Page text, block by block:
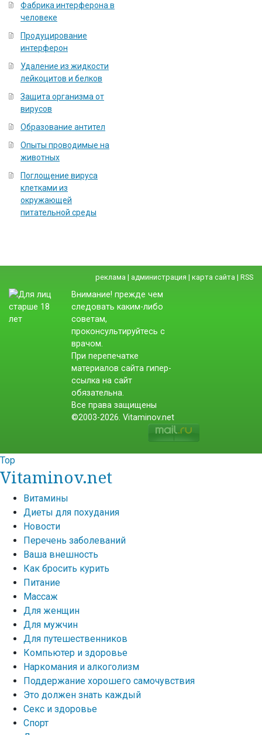
Фабрика интерферона в
человеке
Продуцирование
интерферон
Удаление из жидкости
лейкоцитов и белков
Защита организма от
вирусов
Образование антител
Опыты проводимые на
животных
Поглощение вируса
клетками из
окружающей
питательной среды
реклама | администрация | карта сайта | RSS
Внимание! прежде чем
следовать каким-либо
советам,
проконсультируйтесь с
врачом.
При перепечатке
материалов сайта гипер-
ссылка на сайт
обязательна.
Все права защищены
©2003-2026. Vitaminov.net
Top
Vitaminov.net
Витамины
Диеты для похудания
Новости
Перечень заболеваний
Ваша внешность
Как бросить курить
Питание
Массаж
Для женщин
Для мужчин
Для путешественников
Компьютер и здоровье
Наркомания и алкоголизм
Поддержание хорошего самочувствия
Это должен знать каждый
Секс и здоровье
Спорт